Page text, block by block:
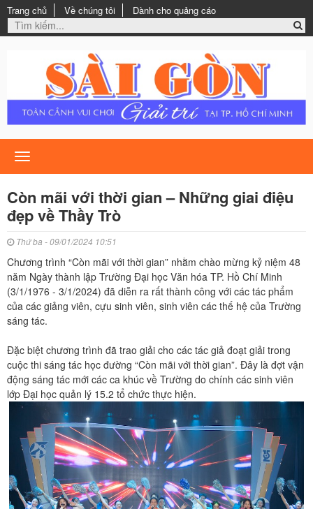
Trang chủ Về chúng tôi Dành cho quảng cáo
Toggle
navigation
Còn mãi với thời gian – Những giai điệu
đẹp về Thầy Trò
Thứ ba - 09/01/2024 10:51
Chương trình “Còn mãi với thời gian” nhằm chào mừng kỷ niệm 48
năm Ngày thành lập Trường Đại học Văn hóa TP. Hồ Chí Minh
(3/1/1976 - 3/1/2024) đã diễn ra rất thành công với các tác phẩm
của các giảng viên, cựu sinh viên, sinh viên các thế hệ của Trường
sáng tác.
Đặc biệt chương trình đã trao giải cho các tác giả đoạt giải trong
cuộc thi sáng tác học đường “Còn mãi với thời gian”. Đây là đợt vận
động sáng tác mới các ca khúc về Trường do chính các sinh viên
lớp Đại học quản lý 15.2 tổ chức thực hiện.